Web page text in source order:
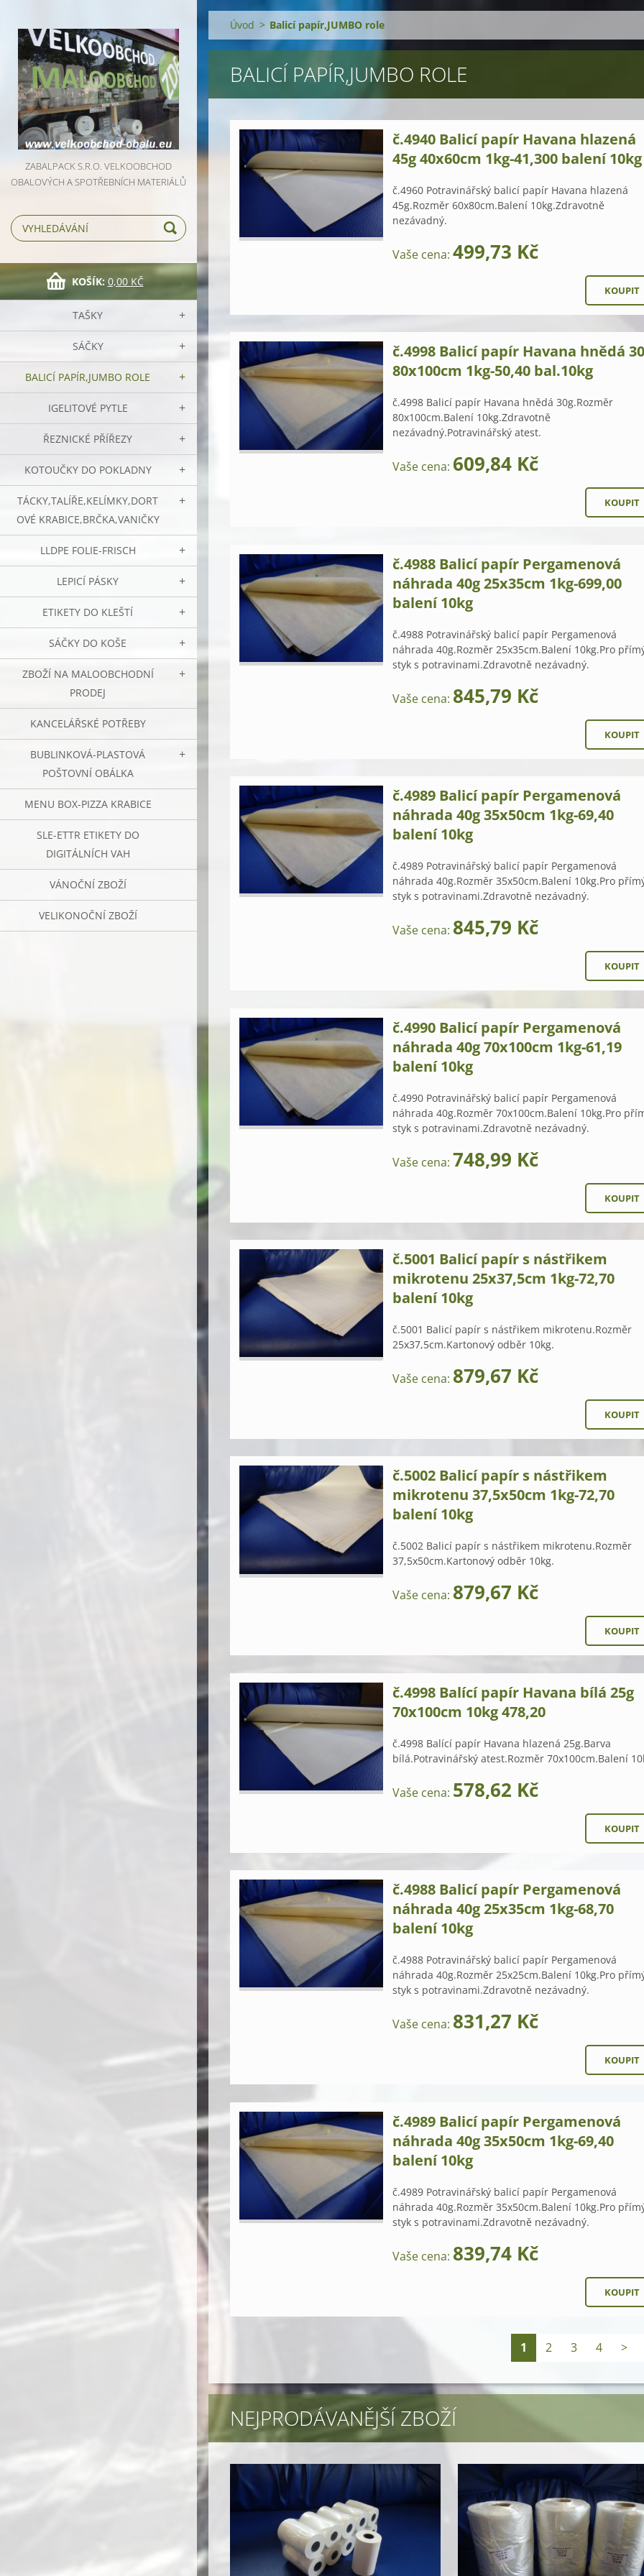
ZABALPACK S.R.O. VELKOOBCHOD
OBALOVÝCH A SPOTŘEBNÍCH MATERIÁLŮ
KOŠÍK: 0,00 KČ
TAŠKY
SÁČKY
BALICÍ PAPÍR,JUMBO ROLE
IGELITOVÉ PYTLE
ŘEZNICKÉ PŘÍŘEZY
KOTOUČKY DO POKLADNY
TÁCKY,TALÍŘE,KELÍMKY,DORT
OVÉ KRABICE,BRČKA,VANIČKY
LLDPE FOLIE-FRISCH
LEPICÍ PÁSKY
ETIKETY DO KLEŠTÍ
SÁČKY DO KOŠE
ZBOŽÍ NA MALOOBCHODNÍ
PRODEJ
KANCELÁŘSKÉ POTŘEBY
BUBLINKOVÁ-PLASTOVÁ
POŠTOVNÍ OBÁLKA
MENU BOX-PIZZA KRABICE
SLE-ETTR ETIKETY DO
DIGITÁLNÍCH VAH
VÁNOČNÍ ZBOŽÍ
VELIKONOČNÍ ZBOŽÍ
Úvod > Balicí papír,JUMBO role
BALICÍ PAPÍR,JUMBO ROLE
č.4940 Balicí papír Havana hlazená
45g 40x60cm 1kg-41,300 balení 10kg
č.4960 Potravinářský balicí papír Havana hlazená
45g.Rozměr 60x80cm.Balení 10kg.Zdravotně
nezávadný.
Vaše cena: 499,73 Kč
č.4998 Balicí papír Havana hnědá
80x100cm 1kg-50,40 bal.10kg
č.4998 Balicí papír Havana hnědá 30g.Rozměr
80x100cm.Balení 10kg.Zdravotně
nezávadný.Potravinářský atest.
Vaše cena: 609,84 Kč
č.4988 Balicí papír Pergamenová
náhrada 40g 25x35cm 1kg-699,00
balení 10kg
č.4988 Potravinářský balicí papír Pergamenová
náhrada 40g.Rozměr 25x35cm.Balení 10kg.Pro
styk s potravinami.Zdravotně nezávadný.
Vaše cena: 845,79 Kč
č.4989 Balicí papír Pergamenová
náhrada 40g 35x50cm 1kg-69,40
balení 10kg
č.4989 Potravinářský balicí papír Pergamenová
náhrada 40g.Rozměr 35x50cm.Balení 10kg.Pro
styk s potravinami.Zdravotně nezávadný.
Vaše cena: 845,79 Kč
č.4990 Balicí papír Pergamenová
náhrada 40g 70x100cm 1kg-61,19
balení 10kg
č.4990 Potravinářský balicí papír Pergamenová
náhrada 40g.Rozměr 70x100cm.Balení 10kg.Pro
styk s potravinami.Zdravotně nezávadný.
Vaše cena: 748,99 Kč
č.5001 Balicí papír s nástřikem
mikrotenu 25x37,5cm 1kg-72,70
balení 10kg
č.5001 Balicí papír s nástřikem mikrotenu.Rozměr
25x37,5cm.Kartonový odběr 10kg.
Vaše cena: 879,67 Kč
č.5002 Balicí papír s nástřikem
mikrotenu 37,5x50cm 1kg-72,70
balení 10kg
č.5002 Balicí papír s nástřikem mikrotenu.Rozměr
37,5x50cm.Kartonový odběr 10kg.
Vaše cena: 879,67 Kč
č.4998 Balící papír Havana bílá 25g
70x100cm 10kg 478,20
č.4998 Balící papír Havana hlazená 25g.Barva
bílá.Potravinářský atest.Rozměr 70x100cm.Balení
Vaše cena: 578,62 Kč
č.4988 Balicí papír Pergamenová
náhrada 40g 25x35cm 1kg-68,70
balení 10kg
č.4988 Potravinářský balicí papír Pergamenová
náhrada 40g.Rozměr 25x25cm.Balení 10kg.Pro
styk s potravinami.Zdravotně nezávadný.
Vaše cena: 831,27 Kč
č.4989 Balicí papír Pergamenová
náhrada 40g 35x50cm 1kg-69,40
balení 10kg
č.4989 Potravinářský balicí papír Pergamenová
náhrada 40g.Rozměr 35x50cm.Balení 10kg.Pro
styk s potravinami.Zdravotně nezávadný.
Vaše cena: 839,74 Kč
1 2 3 4 >
NEJPRODÁVANĚJŠÍ ZBOŽÍ